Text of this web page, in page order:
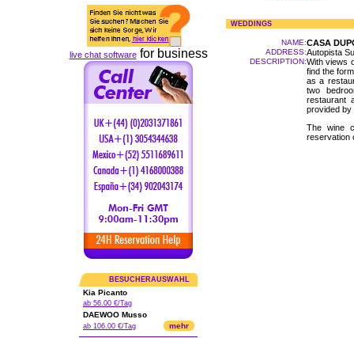
live chat softwarefor business
BESUCHERAUSWAHL
Kia Picanto
ab 56.00 €/Tag
DAEWOO Musso
ab 106.00 €/Tag mehr
WEDDINGS
NAME:CASA
ADDRESS:Autopista
DESCRIPTION:With views
find the
as a
two
restaurant
provided by
The wine
reservation